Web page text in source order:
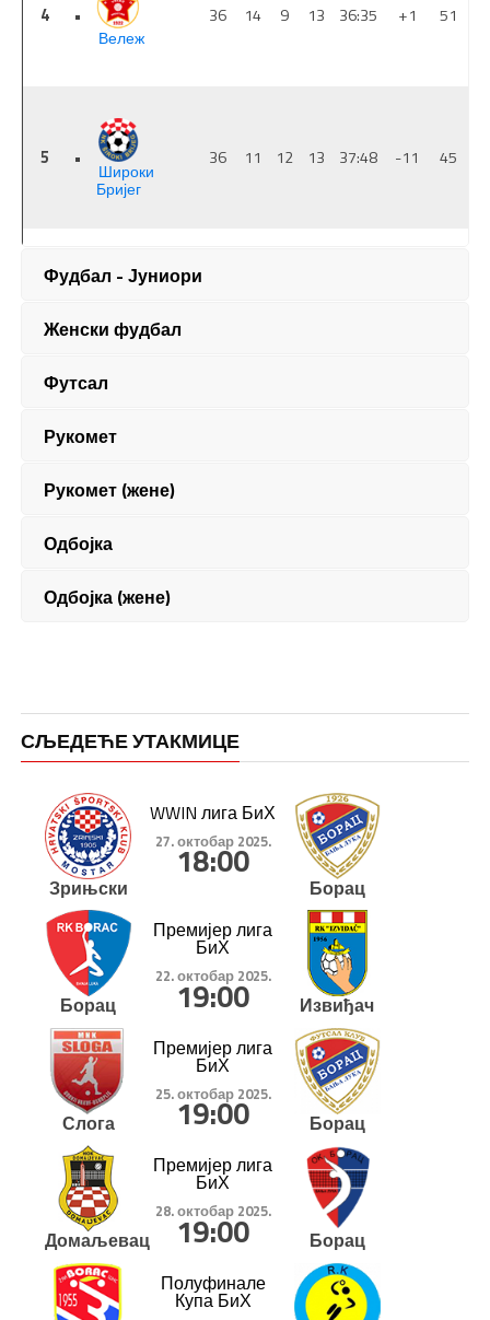
Фудбал - Јуниори
Женски фудбал
Футсал
Рукомет
Рукомет (жене)
Одбојка
Одбојка (жене)
СЉЕДЕЋЕ УТАКМИЦЕ
Зрињски
WWIN лига БиХ
27. октобар 2025.
18:00
Борац
Борац
Премијер лига
БиХ
22. октобар 2025.
19:00 Извиђач
Слога
Премијер лига
БиХ
25. октобар 2025.
19:00 Борац
Домаљевац
Премијер лига
БиХ
28. октобар 2025.
19:00
Борац
Полуфинале
Купа БиХ